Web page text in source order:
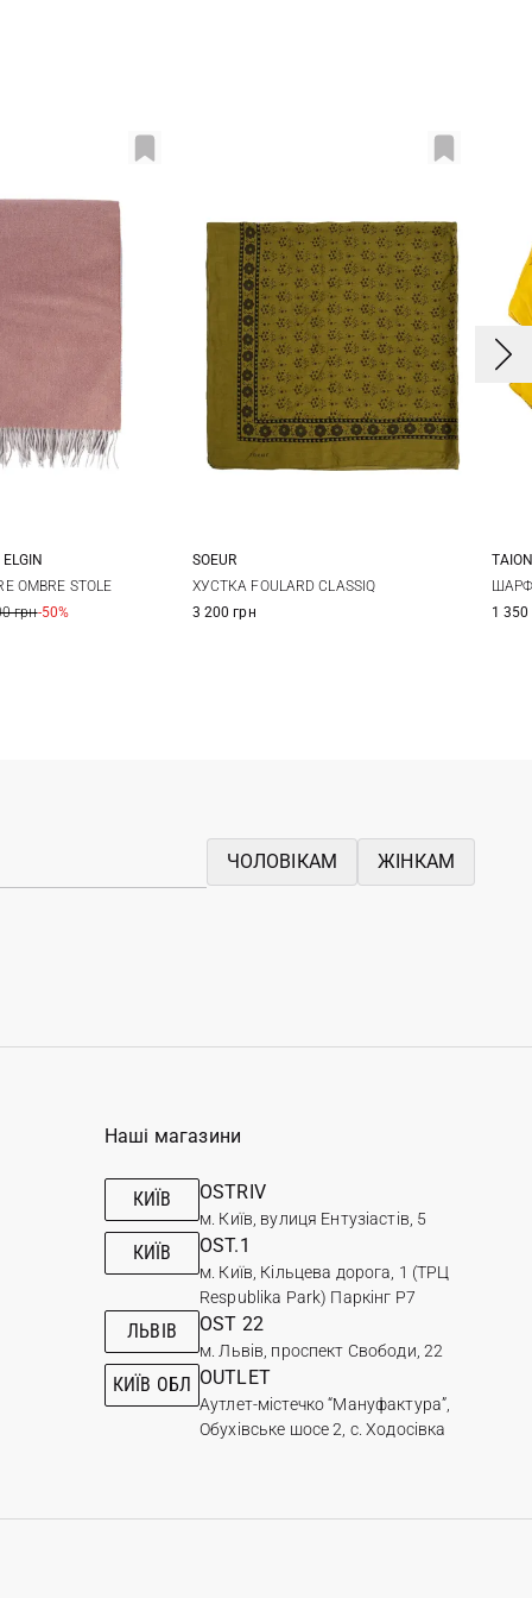
OMBRE STOLE
грн-50%
One size
SOEUR
ХУСТКА FOULARD CLASSIQ
3 200 грн
ШАРФ
1 350
ЧОЛОВІКАМ ЖІНКАМ
Наші магазини
КИЇВ OSTRIV
м. Київ, вулиця Ентузіастів, 5
КИЇВ OST.1
м. Київ, Кільцева дорога, 1 (ТРЦ
Respublika Park) Паркінг Р7
ЛЬВІВ OST 22
м. Львів, проспект Свободи, 22
КИЇВ ОБЛ OUTLET
Аутлет-містечко “Мануфактура”,
Обухівське шосе 2, с. Ходосівка